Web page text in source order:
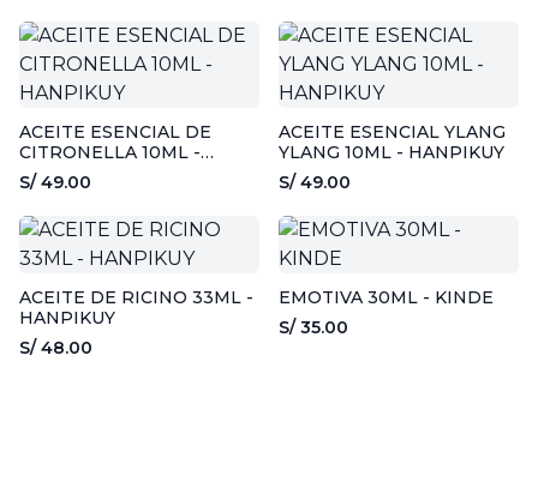
ACEITE ESENCIAL DE
CITRONELLA 10ML -
HANPIKUY
S/ 49.00
ACEITE ESENCIAL YLANG
YLANG 10ML - HANPIKUY
S/ 49.00
ACEITE DE RICINO 33ML -
HANPIKUY
S/ 48.00
EMOTIVA 30ML - KINDE
S/ 35.00